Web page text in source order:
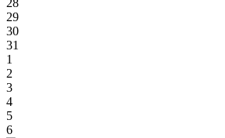
28
29
30
31
1
2
3
4
5
6